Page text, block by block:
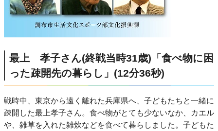
最上 孝子さん(終戦当時31歳)「食べ物に困
った疎開先の暮らし」(12分36秒)
戦時中、東京から遠く離れた兵庫県へ、子どもたちと一緒に
疎開した最上孝子さん。食べ物がとても少ないなか、カエル
や、雑草を入れた雑炊などを食べて暮らしました。子どもた